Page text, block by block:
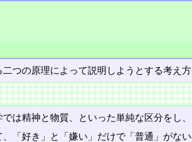
つの原理によって説明しようとする考え方
は精神と物質、といった単純な区分をし
、「好き」と「嫌い」だけで「普通」が